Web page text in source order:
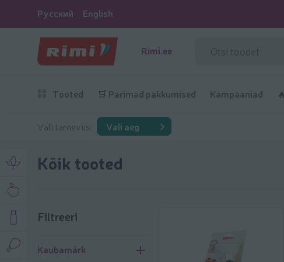
Русский English
Rimi.ee
Tooted 🛒 Parimad pakkumised Kampaaniad
Vali tarneviis: Vali aeg
Kõik tooted
Filtreeri
Kaubamärk